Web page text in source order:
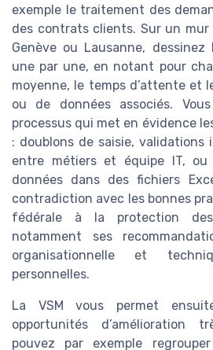
exemple le traitement des
des contrats clients. Sur un mur
Genève ou Lausanne, dessinez
une par une, en notant pour
moyenne, le temps d’attente et
ou de données associés.
processus qui met en évidence
: doublons de saisie, validations
entre métiers et équipe IT, ou
données dans des fichiers
contradiction avec les bonnes
fédérale à la protection des
notamment ses
organisationnelle et
personnelles.
La VSM vous permet
opportunités d’amélioration
pouvez par exemple